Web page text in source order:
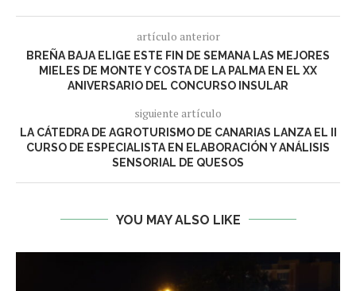
artículo anterior
BREÑA BAJA ELIGE ESTE FIN DE SEMANA LAS MEJORES
MIELES DE MONTE Y COSTA DE LA PALMA EN EL XX
ANIVERSARIO DEL CONCURSO INSULAR
siguiente artículo
LA CÁTEDRA DE AGROTURISMO DE CANARIAS LANZA EL II
CURSO DE ESPECIALISTA EN ELABORACIÓN Y ANÁLISIS
SENSORIAL DE QUESOS
YOU MAY ALSO LIKE